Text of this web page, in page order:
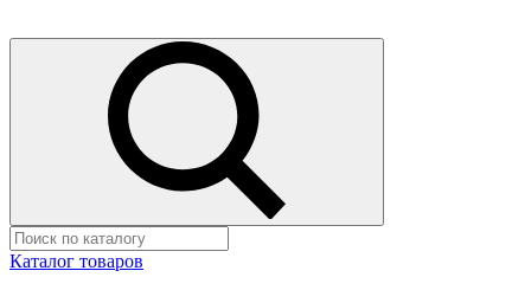
Каталог товаров